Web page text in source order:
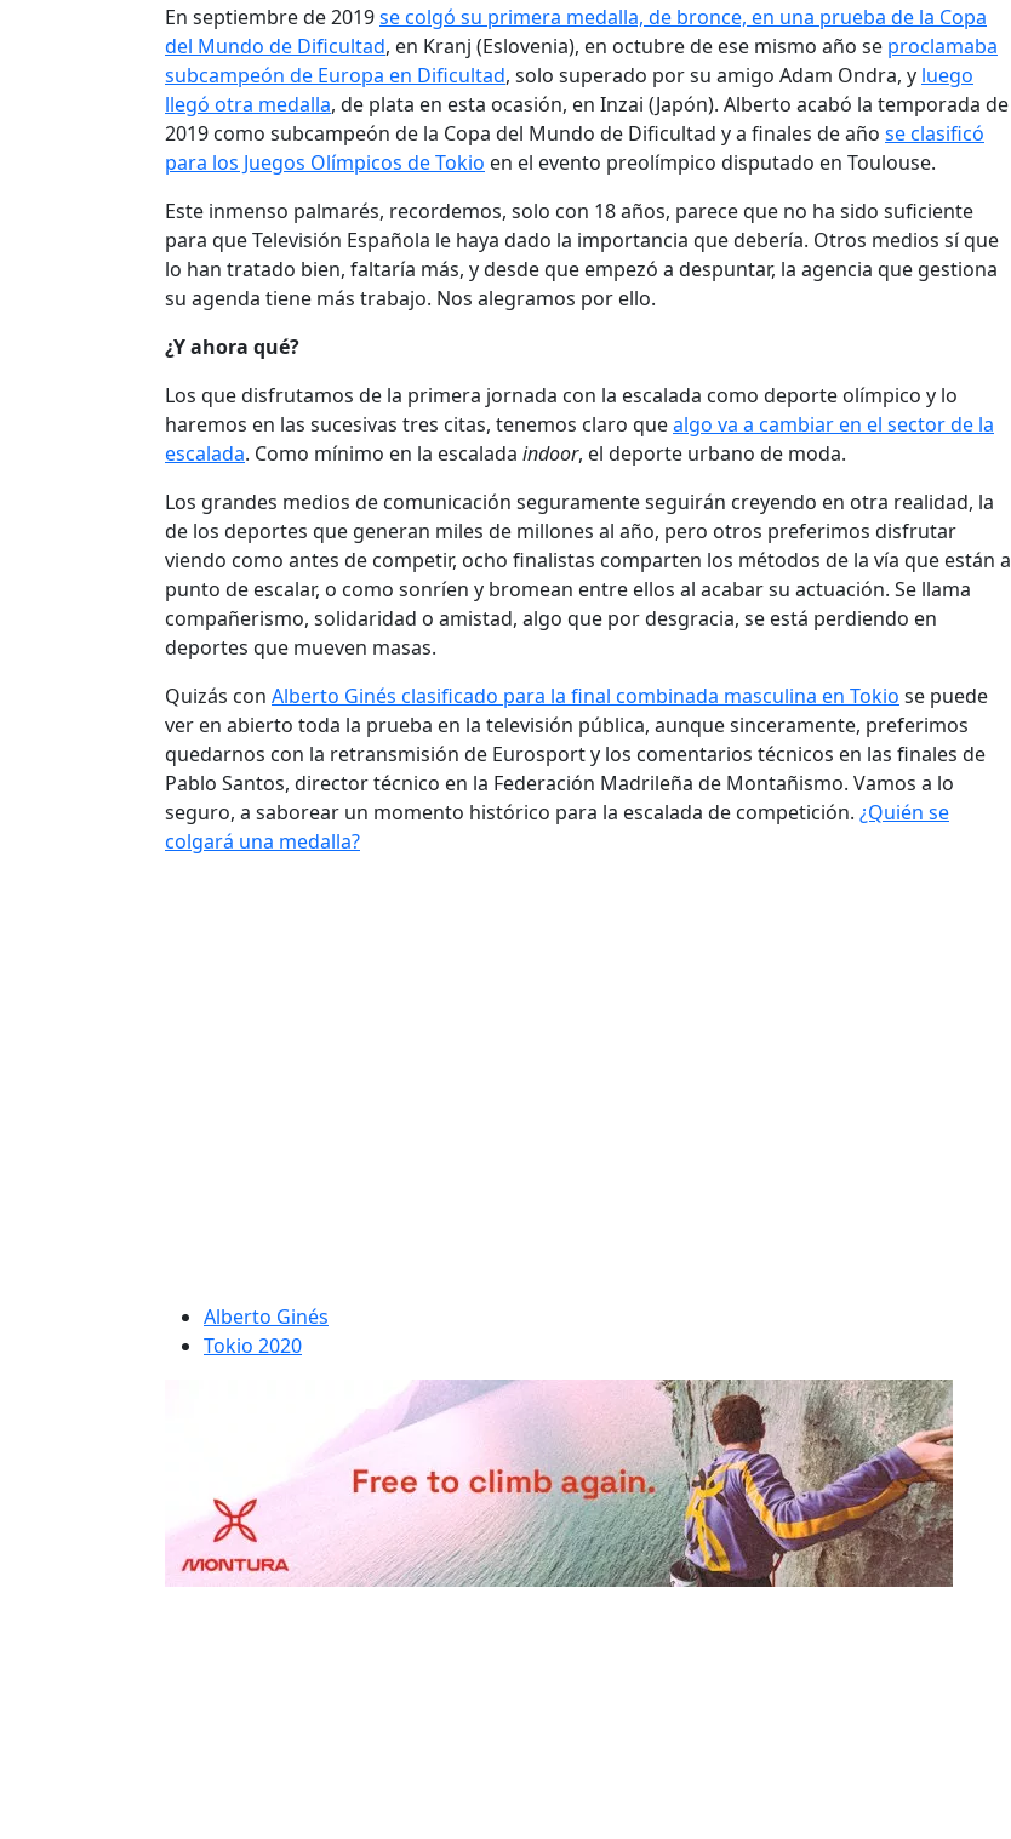
En septiembre de 2019se colgó su primera medalla, de bronce, en una prueba de la Copa
del Mundo de Dificultad, en Kranj (Eslovenia), en octubre de ese mismo año se proclamaba
subcampeón de Europa en Dificultad, solo superado por su amigo Adam Ondra, y luego
llegó otra medalla, de plata en esta ocasión, en Inzai (Japón). Alberto acabó la temporada de
2019 como subcampeón de la Copa del Mundo de Dificultad y a finales de año se clasificó
para los Juegos Olímpicos de Tokio en el evento preolímpico disputado en Toulouse.
Este inmenso palmarés, recordemos, solo con 18 años, parece que no ha sido suficiente
para que Televisión Española le haya dado la importancia que debería. Otros medios sí que
lo han tratado bien, faltaría más, y desde que empezó a despuntar, la agencia que gestiona
su agenda tiene más trabajo. Nos alegramos por ello.
¿Y ahora qué?
Los que disfrutamos de la primera jornada con la escalada como deporte olímpico y lo
haremos en las sucesivas tres citas, tenemos claro quealgo va a cambiar en el sector de la
escalada. Como mínimo en la escalada indoor, el deporte urbano de moda.
Los grandes medios de comunicación seguramente seguirán creyendo en otra realidad, la
de los deportes que generan miles de millones al año, pero otros preferimos disfrutar
viendo como antes de competir, ocho finalistas comparten los métodos de la vía que están a
punto de escalar, o como sonríen y bromean entre ellos al acabar su actuación. Se llama
compañerismo, solidaridad o amistad, algo que por desgracia, se está perdiendo en
deportes que mueven masas.
Quizás con Alberto Ginés clasificado para la final combinada masculina en Tokio se puede
ver en abierto toda la prueba en la televisión pública, aunque sinceramente, preferimos
quedarnos con la retransmisión de Eurosport y los comentarios técnicos en las finales de
Pablo Santos, director técnico en la Federación Madrileña de Montañismo. Vamos a lo
seguro, a saborear un momento histórico para la escalada de competición. ¿Quién se
colgará una medalla?
Alberto Ginés
Tokio 2020